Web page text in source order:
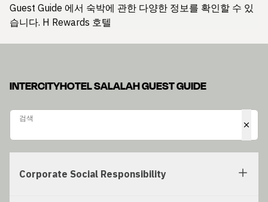
Guest Guide 에서 숙박에 관한 다양한 정보를 확인할 수 있
습니다. H Rewards 호텔
INTERCITYHOTEL SALALAH GUEST GUIDE
검색
검색
Corporate Social Responsibility